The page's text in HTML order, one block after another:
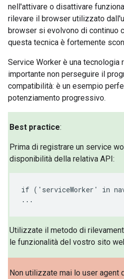
nell'attivare o disattivare
rilevare il browser utilizzato
browser si evolvono di continuo
questa tecnica è fortemente
Service Worker è una tecnologia
importante non perseguire il
compatibilità: è un esempio
potenziamento progressivo.
Best practice:
Prima di registrare un service
disponibilità della relativa API:
if ('serviceWorker' in
...
Utilizzate il metodo di
le funzionalità del vostro sito
Non utilizzate mai lo user agent